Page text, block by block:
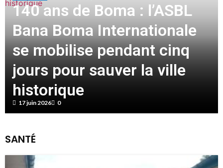
140 ans de Boma : l’ASBL
Bana Boma Internationale
se mobilise pendant cinq
jours pour sauver la ville
historique
17 juin 2026 0
SANTÉ